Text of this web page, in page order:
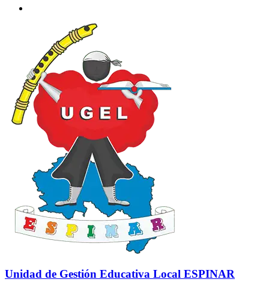
Unidad de Gestión Educativa Local ESPINAR